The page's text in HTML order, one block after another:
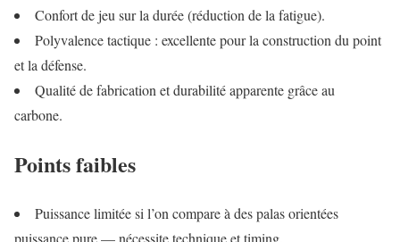
Confort de jeu sur la durée (réduction de la fatigue).
Polyvalence tactique : excellente pour la construction du point
et la défense.
Qualité de fabrication et durabilité apparente grâce au
carbone.
Points faibles
Puissance limitée si l’on compare à des palas orientées
puissance pure — nécessite technique et timing.